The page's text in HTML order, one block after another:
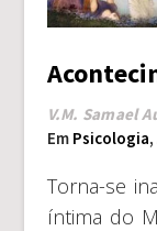
V.M. Samael
Em Psicologia,
Torna-se
íntima do